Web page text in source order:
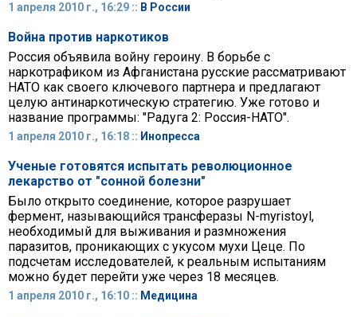
1 апреля 2010 г., 16:29 :: В России
Война против наркотиков
Россия объявила войну героину. В борьбе с
наркотрафиком из Афганистана русские рассматривают
НАТО как своего ключевого партнера и предлагают
целую антинаркотическую стратегию. Уже готово и
название программы: "Радуга 2: Россия-НАТО".
1 апреля 2010 г., 16:18 :: Инопресса
Ученые готовятся испытать революционное
лекарство от "сонной болезни"
Было открыто соединение, которое разрушает
фермент, называющийся трансферазы N-myristoyl,
необходимый для выживания и размножения
паразитов, проникающих с укусом мухи Цеце. По
подсчетам исследователей, к реальным испытаниям
можно будет перейти уже через 18 месяцев.
1 апреля 2010 г., 16:10 :: Медицина